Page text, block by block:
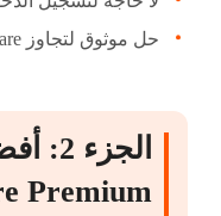
حل موثوق لتجاوز Keep2Share للمستخدمين المجانيين